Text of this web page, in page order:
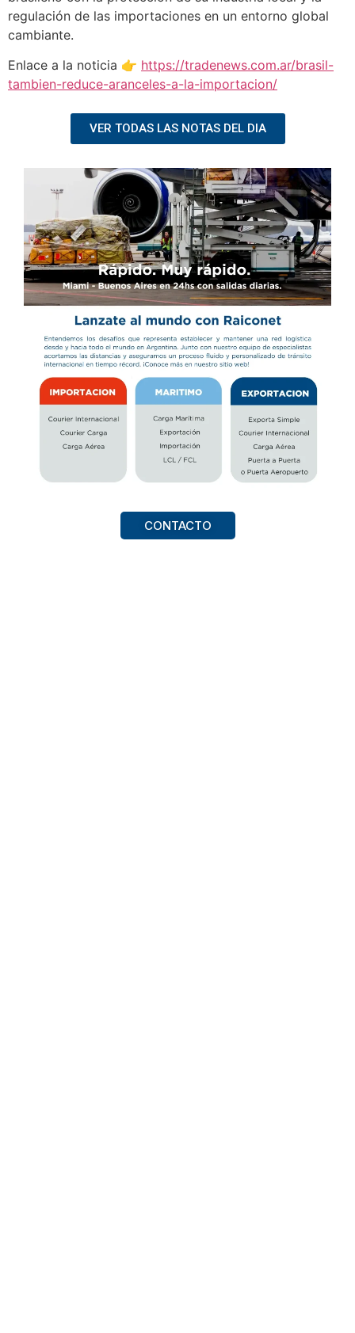
regulación de las importaciones en un entorno global
cambiante.
Enlace a la noticia 👉 https://tradenews.com.ar/brasil-
tambien-reduce-aranceles-a-la-importacion/
VER TODAS LAS NOTAS DEL DIA
CONTACTO